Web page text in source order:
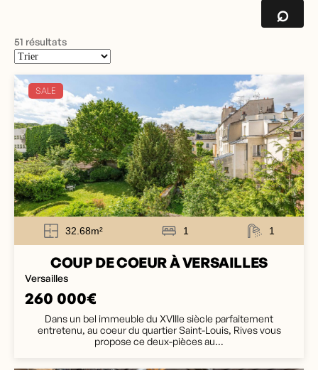
⌕
51 résultats
SALE
32.68m² 1 1
COUP DE COEUR À VERSAILLES
Versailles
260 000€
Dans un bel immeuble du XVIIIe siècle parfaitement
entretenu, au coeur du quartier Saint-Louis, Rives vous
propose ce deux-pièces au...